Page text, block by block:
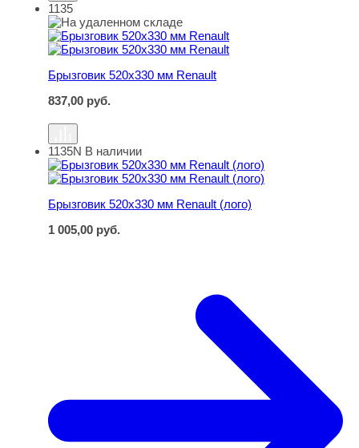
Брызговик 520х330 мм Renault
1135
Брызговик 520х330 мм Renault
837,00 руб.
Брызговик 520х330 мм Renault (лого)
1135N В наличии
Брызговик 520х330 мм Renault (лого)
1 005,00 руб.